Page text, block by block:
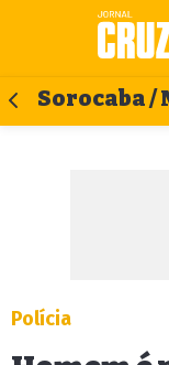
Sorocaba /
Polícia